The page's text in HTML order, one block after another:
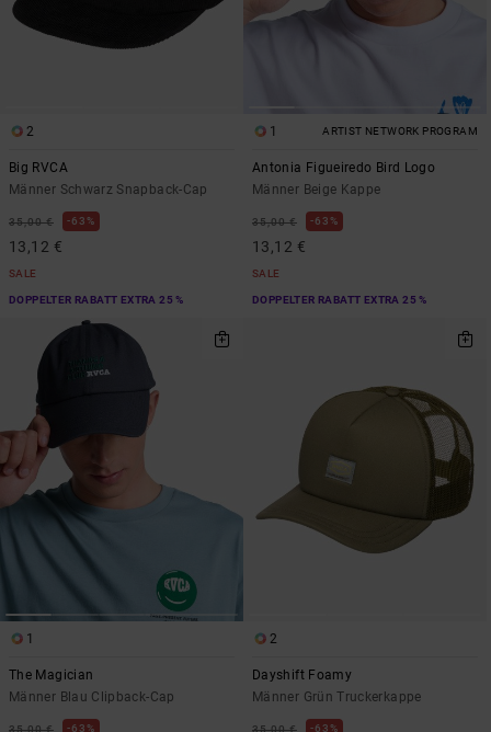
2
Big RVCA
Männer Schwarz Snapback-Cap
35,00 € 63%
13,12 €
SALE
DOPPELTER RABATT EXTRA 25 %
1 ARTIST NETWORK PROGRAM
Antonia Figueiredo Bird Logo
Männer Beige Kappe
35,00 € 63%
13,12 €
SALE
DOPPELTER RABATT EXTRA 25 %
1
The Magician
Männer Blau Clipback-Cap
35,00 € 63%
2
Dayshift Foamy
Männer Grün Truckerkappe
35,00 € 63%